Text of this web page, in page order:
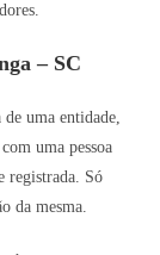
– SC
de uma entidade,
uma pessoa
registrada. Só
da mesma.